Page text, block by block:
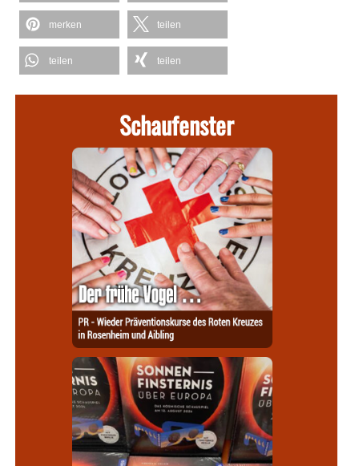
merken teilen
teilen teilen
Schaufenster